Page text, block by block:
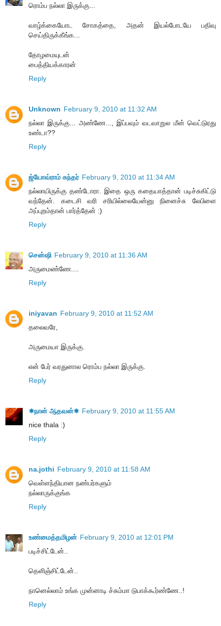
ரொம்ப நல்லா இருக்கு...
வாழ்க்கையோட சோகத்தை, அதன் இயல்போடயே பதிவு
செய்திருக்கீங்க...
தோழமையுடன்
பைத்தியக்காரன்
Reply
Unknown February 9, 2010 at 11:32 AM
நல்லா இருக்கு... அண்ணே..., இப்பவும் வடவாறுல மீன் வெட்டுரது
உண்டா??
Reply
ஜ்யோவ்ராம் சுந்தர் February 9, 2010 at 11:34 AM
நல்லாயிருக்கு தண்டோரா. இதை ஒரு கதையாத்தான் படிச்சுகிட்டு
வந்தேன். கடைசி வரி சரியில்லையேன்னு நினைச்சு லேபிளை
அப்புறம்தான் பார்த்தேன் :)
Reply
சென்ஷி February 9, 2010 at 11:36 AM
அருமைண்ணே....
Reply
iniyavan February 9, 2010 at 11:52 AM
தலைவரே,
அருமையா இருக்கு.
என் பேர் வரதுனால ரொம்ப நல்லா இருக்கு.
Reply
☀நான் ஆதவன்☀ February 9, 2010 at 11:55 AM
nice thala :)
Reply
na.jothi February 9, 2010 at 11:58 AM
வெள்ளந்தியான நண்பர்களும்
நல்லாருக்குங்க
Reply
உண்மைத்தமிழன் February 9, 2010 at 12:01 PM
படிச்சிட்டேன்..
தெளிஞ்சிட்டேன்..
நானெல்லாம் உங்க முன்னாடி ச்சும்மா டுபாக்கூர்ண்ணே..!
Reply